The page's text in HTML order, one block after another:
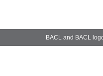
BACL and BACL